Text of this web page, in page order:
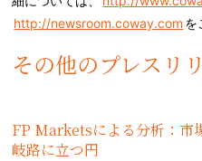
http://newsroom.coway.com を
その他のプレスリ
FP Marketsによる分析：市
岐路に立つ円